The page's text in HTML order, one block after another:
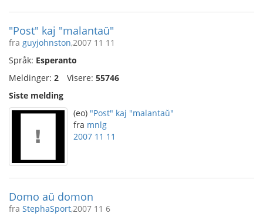
"Post" kaj "malantaŭ"
fra guyjohnston,2007 11 11
Språk: Esperanto
Meldinger: 2 Visere: 55746
Siste melding
(eo) "Post" kaj "malantaŭ"
fra mnlg
2007 11 11
Domo aŭ domon
fra StephaSport,2007 11 6